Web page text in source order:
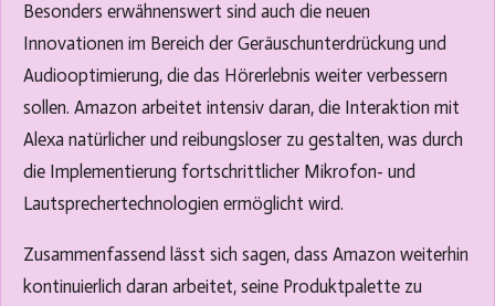
Besonders erwähnenswert sind auch die neuen
Innovationen im Bereich der Geräuschunterdrückung und
Audiooptimierung, die das Hörerlebnis weiter verbessern
sollen. Amazon arbeitet intensiv daran, die Interaktion mit
Alexa natürlicher und reibungsloser zu gestalten, was durch
die Implementierung fortschrittlicher Mikrofon- und
Lautsprechertechnologien ermöglicht wird.
Zusammenfassend lässt sich sagen, dass Amazon weiterhin
kontinuierlich daran arbeitet, seine Produktpalette zu